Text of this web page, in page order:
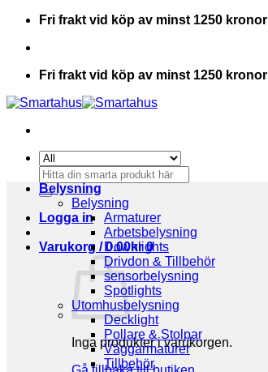
Skip
content
Fri frakt vid köp av minst 1250 kronor
Fri frakt vid köp av minst 1250 kronor
Sök
efter:
Logga in
Varukorg /0.00kr 0
Inga produkter i varukorgen.
Belysning
Belysning
Armaturer
Arbetsbelysning
Downlights
Drivdon & Tillbehör
sensorbelysning
Spotlights
Utomhusbelysning
Decklight
Pollare & Stolpar
Väggarmaturer
Tillbehör